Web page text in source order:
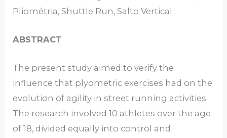
Pliométria, Shuttle Run, Salto Vertical.
ABSTRACT
The present study aimed to verify the
influence that plyometric exercises had on the
evolution of agility in street running activities.
The research involved 10 athletes over the age
of 18, divided equally into control and